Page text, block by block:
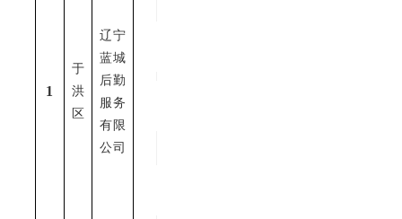
1
于
洪
区
辽宁
蓝城
后勤
服务
有限
公司